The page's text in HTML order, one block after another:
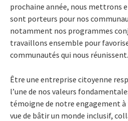
prochaine année, nous mettrons
sont porteurs pour nos
notamment nos programmes
travaillons ensemble pour
communautés qui nous réunissent.
Être une entreprise citoyenne
l’une de nos valeurs
témoigne de notre engagement à
vue de bâtir un monde inclusif,